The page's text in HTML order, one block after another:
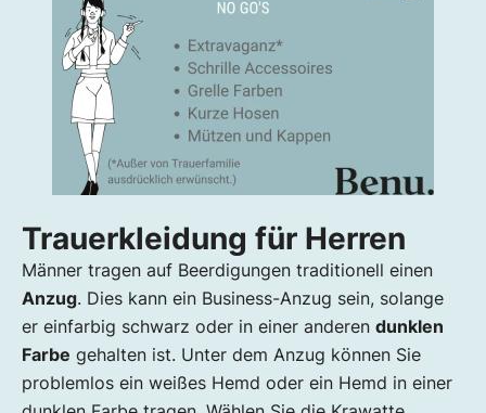
Trauerkleidung für Herren
Männer tragen auf Beerdigungen traditionell einen
Anzug. Dies kann ein Business-Anzug sein, solange
er einfarbig schwarz oder in einer anderen dunklen
Farbe gehalten ist. Unter dem Anzug können Sie
problemlos ein weißes Hemd oder ein Hemd in einer